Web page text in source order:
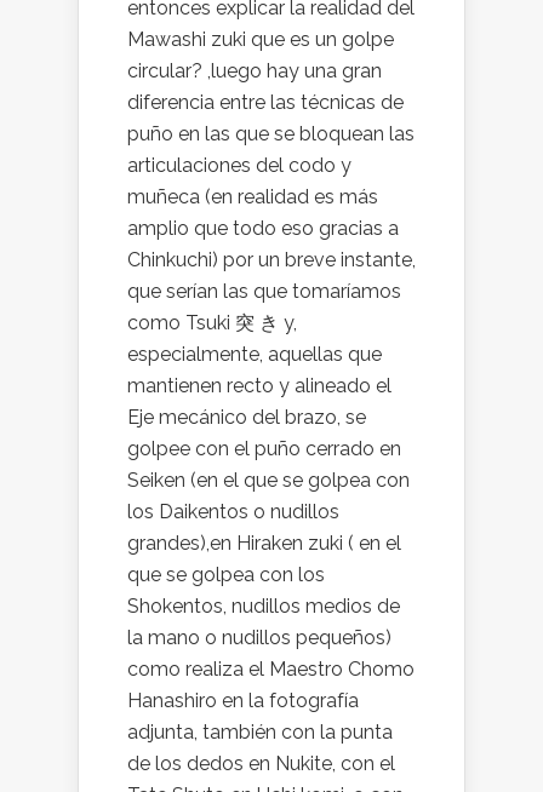
entonces explicar la realidad del
Mawashi zuki que es un golpe
circular? ,luego hay una gran
diferencia entre las técnicas de
puño en las que se bloquean las
articulaciones del codo y
muñeca (en realidad es más
amplio que todo eso gracias a
Chinkuchi) por un breve instante,
que serían las que tomaríamos
como Tsuki 突 き y,
especialmente, aquellas que
mantienen recto y alineado el
Eje mecánico del brazo, se
golpee con el puño cerrado en
Seiken (en el que se golpea con
los Daikentos o nudillos
grandes),en Hiraken zuki ( en el
que se golpea con los
Shokentos, nudillos medios de
la mano o nudillos pequeños)
como realiza el Maestro Chomo
Hanashiro en la fotografía
adjunta, también con la punta
de los dedos en Nukite, con el